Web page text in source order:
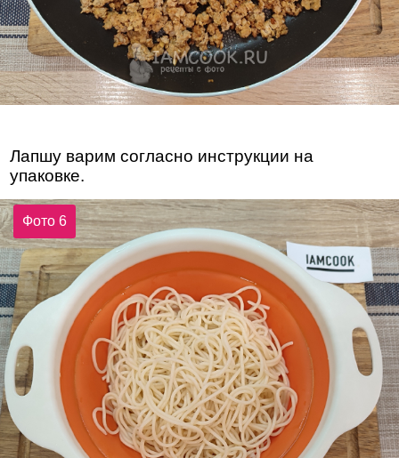
Лапшу варим согласно инструкции на
упаковке.
Фото 6